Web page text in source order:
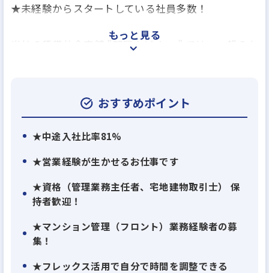
★未経験からスタートしている社員多数！
当社の賃貸仲介店舗 ”部屋ナビshop” では、一般のお
お客様からの”ありがとう”と感謝される、やりがい
もっと見る
おすすめポイント
★中途入社比率81%
★営業経験が生かせるお仕事です
★資格（管理業務主任者、宅地建物取引士） 保
持者歓迎！
★マンション管理（フロント）業務経験者の募
集！
★フレックス活用で自分で時間を調整できる